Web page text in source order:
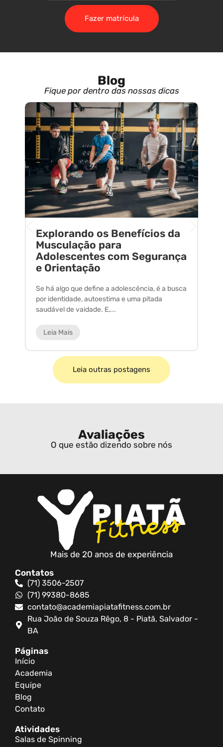
Fazer matrícula
Blog
Fique por dentro das nossas dicas
Explorando os Benefícios da
Musculação para
Adolescentes com Segurança
e Orientação
Se há algo que define a adolescência, é a busca
por identidade, autoestima e uma pitada
saudável de vaidade. E,...
Leia Mais
Leia outras postagens
Avaliações
O que estão dizendo sobre nós
Mais de 20 anos de experiência
Contatos
(71) 3506-2507
(71) 99380-8685
contato@academiapiatafitness.com.br
Rua João de Souza Rêgo, 8 - Piatã, Salvador -
BA
Páginas
Início
Academia
Equipe
Blog
Contato
Atividades
Salas de Spinning